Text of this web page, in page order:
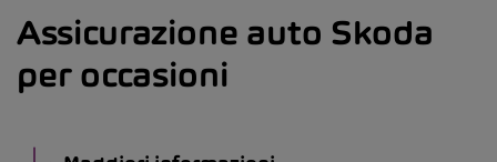
Assicurazione auto Skoda
per occasioni